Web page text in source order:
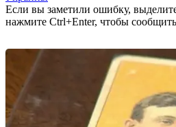
Если вы заметили ошибку,
нажмите Ctrl+Enter, чтобы